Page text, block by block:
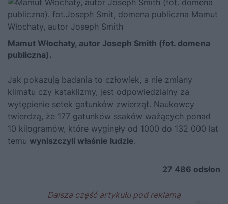
Mamut Włochaty, autor Joseph Smith (fot. domena
publiczna).
Jak pokazują badania to człowiek, a nie zmiany
klimatu czy kataklizmy, jest odpowiedzialny za
wytępienie setek gatunków zwierząt. Naukowcy
twierdzą, że 177 gatunków ssaków ważących ponad
10 kilogramów, które wyginęły od 1000 do 132 000 lat
temu wyniszczyli właśnie ludzie.
27 486 odsłon